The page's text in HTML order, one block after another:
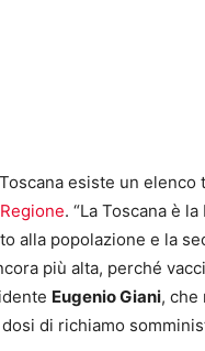
esiste un
. “La Toscana è
alla popolazione e la
più alta, perché
Eugenio Giani, che
di richiamo